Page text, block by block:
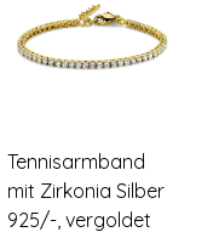
Tennisarmband
mit Zirkonia Silber
925/-, vergoldet